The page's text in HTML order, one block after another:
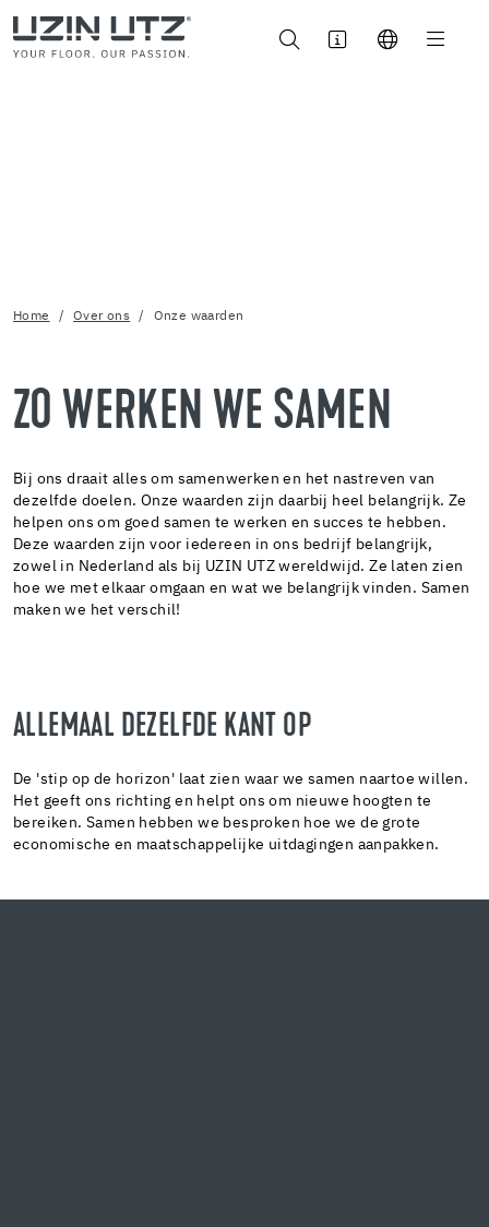
Home Over ons Onze waarden
ZO WERKEN WE SAMEN
Bij ons draait alles om samenwerken en het nastreven van
dezelfde doelen. Onze waarden zijn daarbij heel belangrijk. Ze
helpen ons om goed samen te werken en succes te hebben.
Deze waarden zijn voor iedereen in ons bedrijf belangrijk,
zowel in Nederland als bij UZIN UTZ wereldwijd. Ze laten zien
hoe we met elkaar omgaan en wat we belangrijk vinden. Samen
maken we het verschil!
ALLEMAAL DEZELFDE KANT OP
De 'stip op de horizon' laat zien waar we samen naartoe willen.
Het geeft ons richting en helpt ons om nieuwe hoogten te
bereiken. Samen hebben we besproken hoe we de grote
economische en maatschappelijke uitdagingen aanpakken.